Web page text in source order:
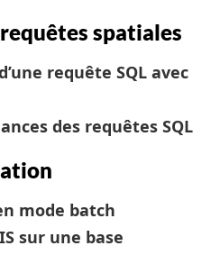
spatiales
requête SQL avec
des requêtes SQL
mode batch
sur une base